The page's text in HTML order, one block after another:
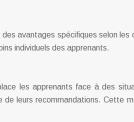
avantages spécifiques selon
individuels des apprenants.
les apprenants face à des
leurs recommandations. Cette